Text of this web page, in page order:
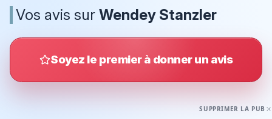
Vos avis sur Wendey Stanzler
Soyez le premier à donner un avis
SUPPRIMER LA PUB